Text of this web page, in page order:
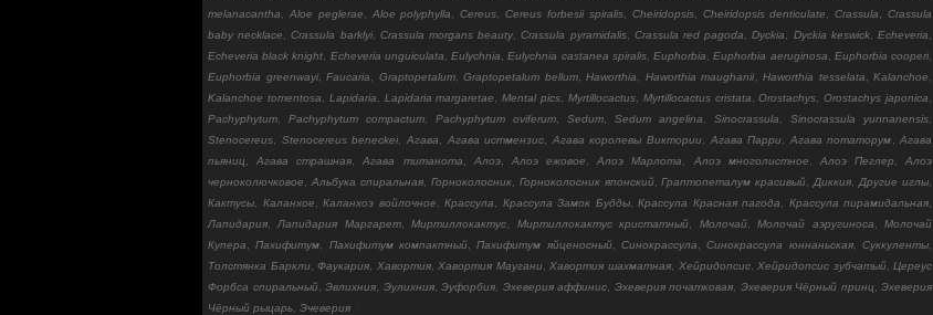
melanacantha
Aloe peglerae Aloe polyphylla ,Cereus ,Cereus forbesii spiralis, Cheiridopsis, Cheiridopsis denticulate ,Crassula ,Crassula
baby necklace
,Crassula barklyi, Crassula morgans beauty ,Crassula pyramidalis, Crassula red pagoda ,Dyckia Dyckia keswick,Echeveria
Echeveria black knight
Echeveria unguiculata ,Eulychnia ,Eulychnia castanea spiralis,Euphorbia ,Euphorbia aeruginosa Euphorbia cooperi,
Euphorbia greenwayi,Faucaria Graptopetalum,Graptopetalum bellum,Haworthia Haworthia maughanii,Haworthia tesselata ,Kalanchoe
Kalanchoe tomentosa
Lapidaria Lapidaria margaretae ,Mental pics Myrtillocactus, Myrtillocactus cristata ,Orostachys ,Orostachys japonica
Pachyphytum ,Pachyphytum compactum ,Pachyphytum oviferum ,Sedum ,Sedum angelina ,Sinocrassula ,Sinocrassula yunnanensis
Stenocereus
Stenocereus beneckei, Агава Агава истмензис Агава королевы Виктории Агава Парри Агава потаторум ,Агава
пьяниц ,Агава страшная ,Агава титанота Алоэ, Алоэ ежовое ,Алоэ Марлота Алоэ многолистное Алоэ Пеглер ,Алоэ
черноколючковое
Альбука спиральная, Горноколосник, Горноколосник японский ,Граптопеталум красивый Диккия Другие иглы
Кактусы
Каланхое ,Каланхоэ войлочное ,Крассула Крассула Замок Будды,Крассула Красная пагода Крассула пирамидальная
Лапидария
Лапидария Маргарет,Миртиллокактус Миртиллокактус кристатный Молочай ,Молочай аэругиноса ,Молочай
Купера ,Пахифитум Пахифитум компактный ,Пахифитум яйценосный ,Синокрассула ,Синокрассула юннаньская,Суккуленты
Толстянка Баркли ,Фаукария Хавортия, Хавортия Маугани Хавортия шахматная, Хейридопсис, Хейридопсис зубчатый ,Цереус
Форбса спиральный ,Эвлихния Эулихния,Эуфорбия Эхеверия аффинис Эхеверия початковая Эхеверия Чёрный принц ,Эхеверия
Чёрный рыцарь Эчеверия